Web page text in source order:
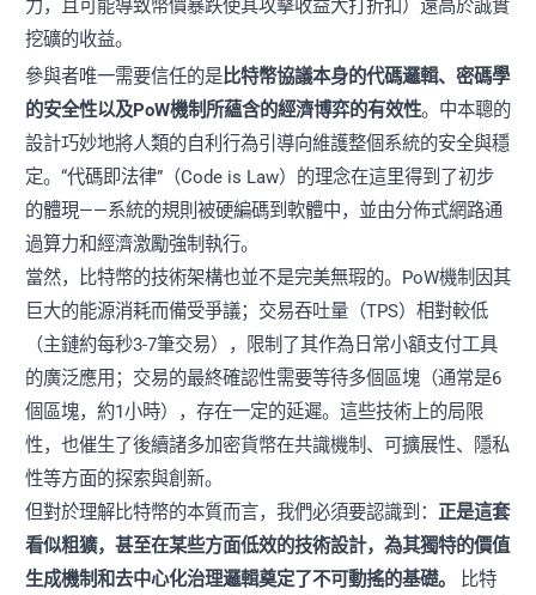
力，且可能導致幣價暴跌使其攻擊收益大打折扣）遠高於誠實
挖礦的收益。
參與者唯一需要信任的是比特幣協議本身的代碼邏輯、密碼學
的安全性以及PoW機制所蘊含的經濟博弈的有效性。中本聰的
設計巧妙地將人類的自利行為引導向維護整個系統的安全與穩
定。“代碼即法律”（Code is Law）的理念在這里得到了初步
的體現——系統的規則被硬編碼到軟體中，並由分佈式網路通
過算力和經濟激勵強制執行。
當然，比特幣的技術架構也並不是完美無瑕的。PoW機制因其
巨大的能源消耗而備受爭議；交易吞吐量（TPS）相對較低
（主鏈約每秒3-7筆交易），限制了其作為日常小額支付工具
的廣泛應用；交易的最終確認性需要等待多個區塊（通常是6
個區塊，約1小時），存在一定的延遲。這些技術上的局限
性，也催生了後續諸多加密貨幣在共識機制、可擴展性、隱私
性等方面的探索與創新。
但對於理解比特幣的本質而言，我們必須要認識到： 正是這套
看似粗獷，甚至在某些方面低效的技術設計，為其獨特的價值
生成機制和去中心化治理邏輯奠定了不可動搖的基礎。
比特